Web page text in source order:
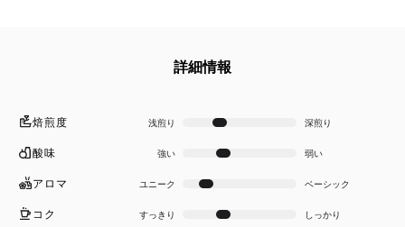
詳細情報
焙煎度 浅煎り 深煎り
酸味 強い 弱い
アロマ ユニーク ベーシック
コク すっきり しっかり